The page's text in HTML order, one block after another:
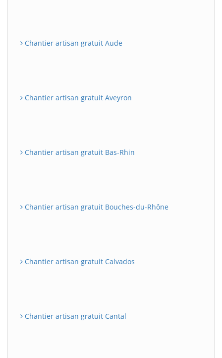
Chantier artisan gratuit Aude
Chantier artisan gratuit Aveyron
Chantier artisan gratuit Bas-Rhin
Chantier artisan gratuit Bouches-du-Rhône
Chantier artisan gratuit Calvados
Chantier artisan gratuit Cantal